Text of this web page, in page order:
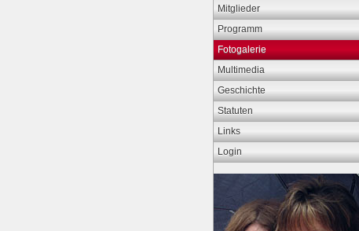
Mitglieder
Programm
Fotogalerie
Multimedia
Geschichte
Statuten
Links
Login